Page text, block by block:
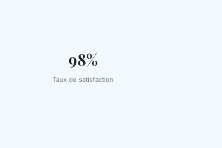
98%
Taux de satisfaction